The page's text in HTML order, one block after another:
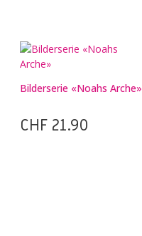
Bilderserie «Noahs Arche»
CHF 21.90